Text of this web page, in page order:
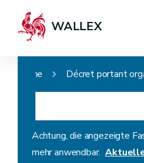
WALLEX
Home
Achtung, die angezeigte
mehr anwendbar.